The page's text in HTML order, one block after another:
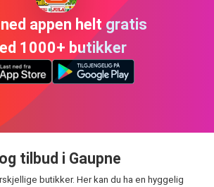
appen helt gratis
1000+ butikker
tilbud i Gaupne
butikker. Her kan du ha en hyggelig